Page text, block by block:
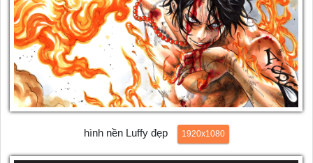
hình nền Luffy đẹp 1920x1080